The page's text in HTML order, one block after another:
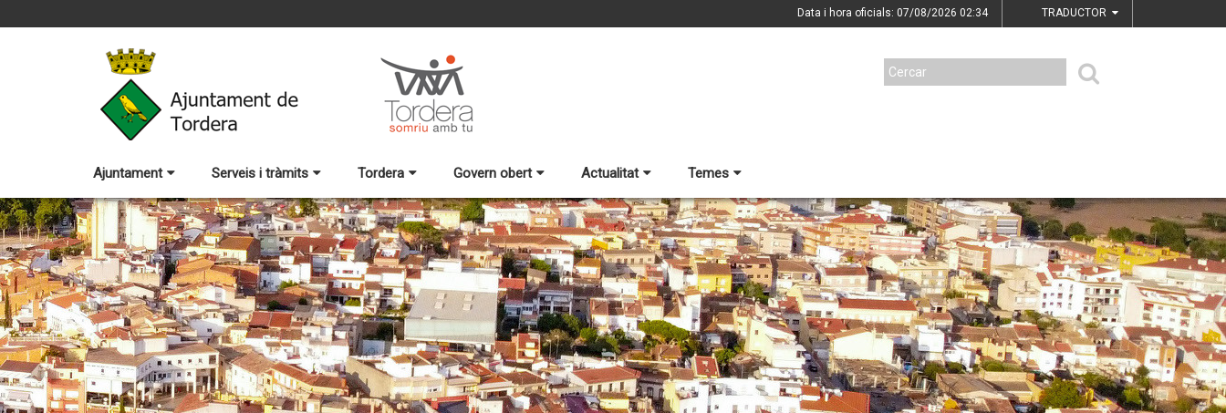
Data i hora oficials: 07/08/2026 02:34 TRADUCTOR
Ajuntament Serveis i tràmits Tordera Govern obert Actualitat Temes